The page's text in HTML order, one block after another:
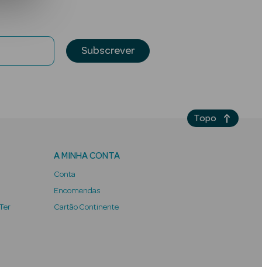
Subscrever
A MINHA CONTA
Conta
Encomendas
Cartão Continente
Topo